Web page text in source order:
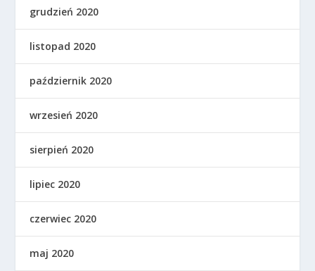
grudzień 2020
listopad 2020
październik 2020
wrzesień 2020
sierpień 2020
lipiec 2020
czerwiec 2020
maj 2020